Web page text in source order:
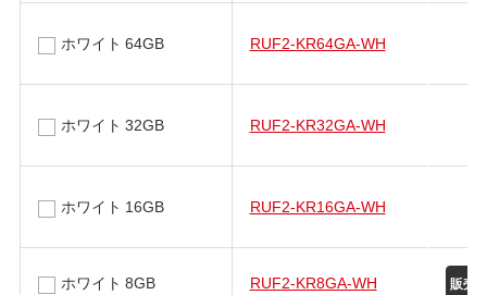
ホワイト 64GB RUF2-KR64GA-WH
ホワイト 32GB RUF2-KR32GA-WH
ホワイト 16GB RUF2-KR16GA-WH
ホワイト 8GB RUF2-KR8GA-WH